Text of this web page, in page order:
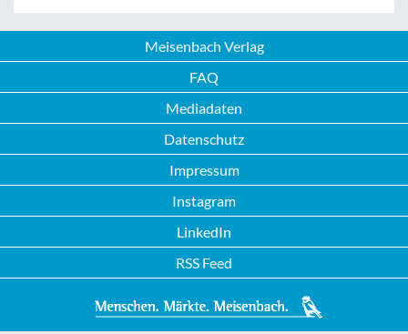
Meisenbach Verlag
FAQ
Mediadaten
Datenschutz
Impressum
Instagram
LinkedIn
RSS Feed